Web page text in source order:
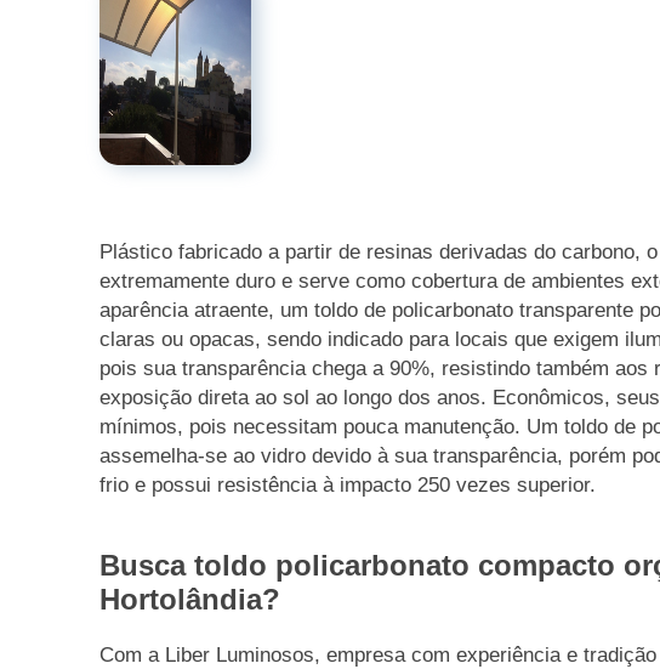
Plástico fabricado a partir de resinas derivadas do carbono,
extremamente duro e serve como cobertura de ambientes
aparência atraente, um toldo de policarbonato transparente
claras ou opacas, sendo indicado para locais que exigem
pois sua transparência chega a 90%, resistindo também aos
exposição direta ao sol ao longo dos anos. Econômicos,
mínimos, pois necessitam pouca manutenção. Um toldo de
assemelha-se ao vidro devido à sua transparência, porém
frio e possui resistência à impacto 250 vezes superior.
Busca toldo policarbonato compacto
Hortolândia?
Com a Liber Luminosos, empresa com experiência e